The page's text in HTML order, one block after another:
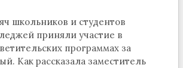
школьников и студентов
приняли участие в
программах за
Как рассказала заместитель